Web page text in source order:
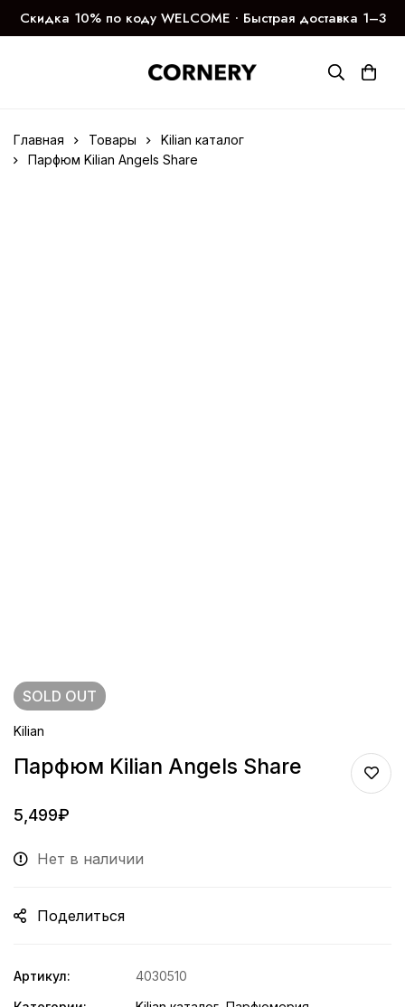
Скидка 10% по коду WELCOME ∙ Быстрая доставка 1–3
дня
Главная Товары
Kilian каталог
Парфюм Kilian Angels Share
SOLD OUT
Kilian
Парфюм Kilian Angels Share
5,499₽
Нет в наличии
Поделиться
Артикул:
4030510